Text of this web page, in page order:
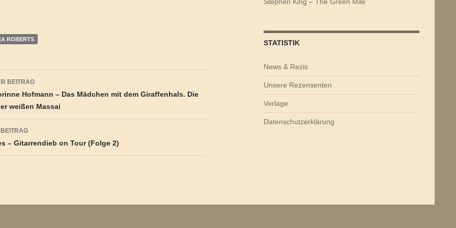
ROBERTS
BEITRAG
Hofmann – Das Mädchen mit dem Giraffenhals. Die
weißen Massai
– Gitarrendieb on Tour (Folge 2)
STATISTIK
News & Rezis
Unsere Rezensenten
Verlage
Datenschutzerklärung